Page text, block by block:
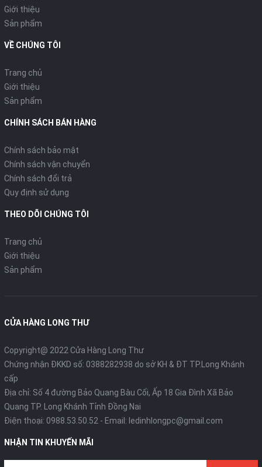
Giới thiệu
Sản phẩm
VỀ CHÚNG TÔI
Trang chủ
Giới thiệu
Sản phẩm
CHÍNH SÁCH BÁN HÀNG
Chính sách bảo mật
Chính sách vận chuyển
Chính sách đổi trả
Quy định sử dụng
THEO DÕI CHÚNG TÔI
Trang chủ
Giới thiệu
Sản phẩm
CỬA HÀNG LONG THƯ
Copyright@ 2022 Cửa Hàng Long Thư
Chứng nhận ĐKKD số: 0388282938 do sở KH & ĐT TP.Long Khánh
cấp
Địa chỉ: Số 4 đường Bảo Quang Bàu Cối, Ấp 18 Gia Đình Xã Bảo
Quang TP. Long Khánh Tỉnh Đồng Nai
Điện thoại: 0988.53.50.52 - Email: ledinhlongpc@gmail.com
NHẬN TIN KHUYẾN MÃI